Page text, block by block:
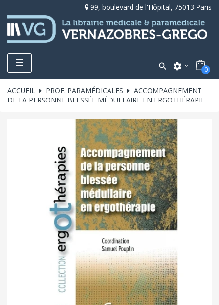
99, boulevard de l'Hôpital, 75013 Paris
Toggle
navigation
☰  settings 0
ACCUEIL PROF. PARAMÉDICALES
ACCOMPAGNEMENT
DE LA PERSONNE BLESSÉE MÉDULLAIRE EN ERGOTHÉRAPIE